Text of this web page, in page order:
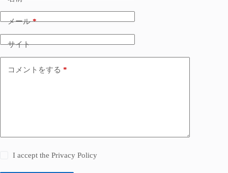
メール*
サイト
コメントをする *
I accept thePrivacy Policy